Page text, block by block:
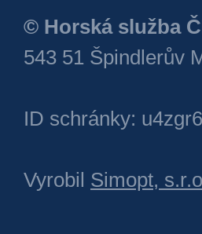
© Horská služba
543 51 Špindlerův
ID schránky:
Vyrobil Simopt,